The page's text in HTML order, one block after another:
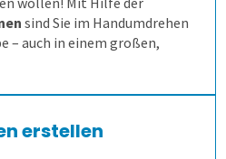
sind Sie im Handumdrehen
– auch in einem großen,
erstellen